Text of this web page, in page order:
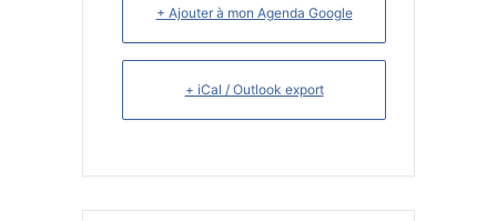
+ Ajouter à mon Agenda Google
+ iCal / Outlook export